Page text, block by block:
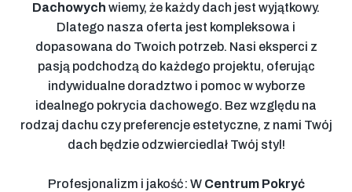
Dachowych wiemy, że każdy dach jest wyjątkowy.
Dlatego nasza oferta jest kompleksowa i
dopasowana do Twoich potrzeb. Nasi eksperci z
pasją podchodzą do każdego projektu, oferując
indywidualne doradztwo i pomoc w wyborze
idealnego pokrycia dachowego. Bez względu na
rodzaj dachu czy preferencje estetyczne, z nami Twój
dach będzie odzwierciedlał Twój styl!
Profesjonalizm i jakość: W Centrum Pokryć